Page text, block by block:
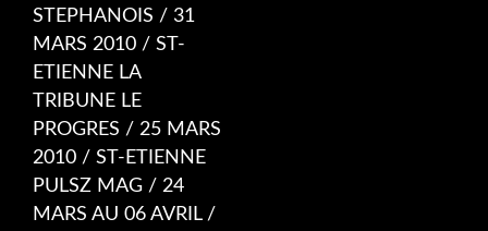
STEPHANOIS / 31
MARS 2010 / ST-
ETIENNE LA
TRIBUNE LE
PROGRES / 25 MARS
2010 / ST-ETIENNE
PULSZ MAG / 24
MARS AU 06 AVRIL /